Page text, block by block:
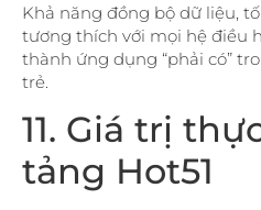
Khả năng đồng bộ dữ liệu,
tương thích với mọi hệ điều
thành ứng dụng “phải có”
trẻ.
11. Giá trị
tảng Hot51